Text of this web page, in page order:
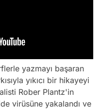
yazmayı başaran
yıkıcı bir hikayeyi
Rober Plantz'in
virüsüne yakalandı ve